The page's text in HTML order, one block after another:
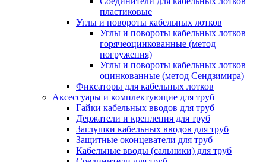
пластиковые
Углы и повороты кабельных лотков
Углы и повороты кабельных лотков
горячеоцинкованные (метод
погружения)
Углы и повороты кабельных лотков
оцинкованные (метод Сендзимира)
Фиксаторы для кабельных лотков
Аксессуары и комплектующие для труб
Гайки кабельных вводов для труб
Держатели и крепления для труб
Заглушки кабельных вводов для труб
Защитные оконцеватели для труб
Кабельные вводы (сальники) для труб